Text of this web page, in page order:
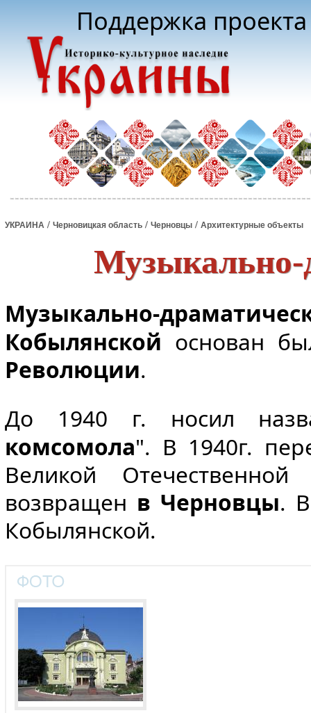
Поддержка
УКРАИНА / Черновицкая область / Черновцы / Архитектурные объекты
Музыкально-
Музыкально-
Кобылянской основан
Революции.
До 1940 г. носил
комсомола". В 1940г.
Великой
возвращен в Черновцы.
Кобылянской.